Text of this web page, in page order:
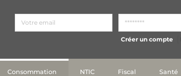
Créer un compte
Consommation NTIC Fiscal Santé